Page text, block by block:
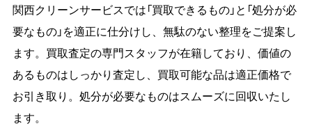
関西クリーンサービスでは「買取できるもの」と「処分が必
要なもの」を適正に仕分けし、無駄のない整理をご提案し
ます。買取査定の専門スタッフが在籍しており、価値の
あるものはしっかり査定し、買取可能な品は適正価格で
お引き取り。処分が必要なものはスムーズに回収いたし
ます。